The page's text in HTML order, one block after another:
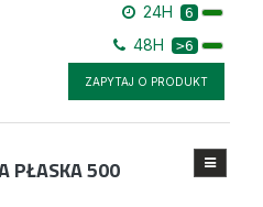
24H 6
48H >6
ZAPYTAJ O PRODUKT
PŁASKA 500